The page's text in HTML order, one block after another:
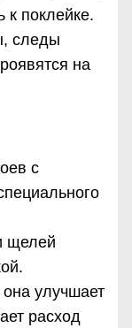
к поклейке.
следы
на
с
щелей
улучшает
расход